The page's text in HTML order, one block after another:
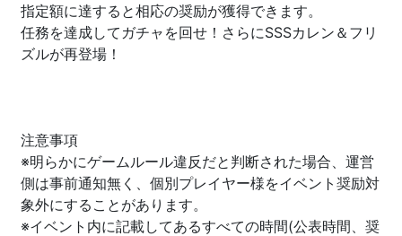
指定額に達すると相応の奨励が獲得できます。
任務を達成してガチャを回せ！さらにSSSカレン＆フリ
ズルが再登場！
注意事項
※明らかにゲームルール違反だと判断された場合、運営
側は事前通知無く、個別プレイヤー様をイベント奨励対
象外にすることがあります。
※イベント内に記載してあるすべての時間(公表時間、奨